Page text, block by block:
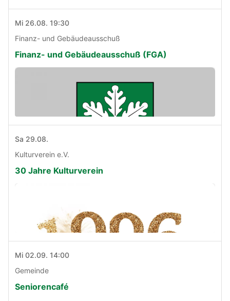
Mi 26.08. 19:30
Finanz- und Gebäudeausschuß
Finanz- und Gebäudeausschuß (FGA)
Sa 29.08.
Kulturverein e.V.
30 Jahre Kulturverein
Mi 02.09. 14:00
Gemeinde
Seniorencafé